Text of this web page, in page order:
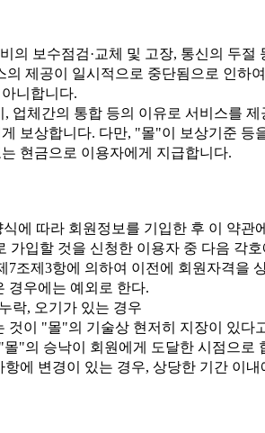
의 보수점검·교체 및 고장, 통신의 두
제공이 일시적으로 중단됨으로 인하
니합니다.
업체간의 통합 등의 이유로 서비스를
보상합니다. 다만, "몰"이 보상기준
현금으로 이용자에게 지급합니다.
에 따라 회원정보를 기입한 후 이 약
가입할 것을 신청한 이용자 중 다음 각
7조제3항에 의하여 이전에 회원자격을
경우에는 예외로 한다.
락, 오기가 있는 경우
것이 "몰"의 기술상 현저히 지장이 있다
"의 승낙이 회원에게 도달한 시점으로
에 변경이 있는 경우, 상당한 기간 이